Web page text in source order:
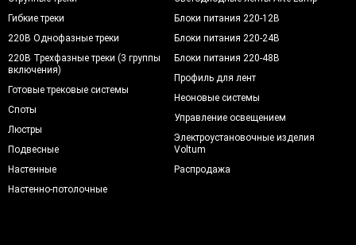
Гибкие треки
220В Однофазные треки
220В Трехфазные треки (3 группы
включения)
Готовые трековые системы
Споты
Люстры
Подвесные
Настенные
Настенно-потолочные
Блоки питания 220-12В
Блоки питания 220-24В
Блоки питания 220-48В
Профиль для лент
Неоновые системы
Управление освещением
Электроустановочные изделия
Voltum
Распродажа